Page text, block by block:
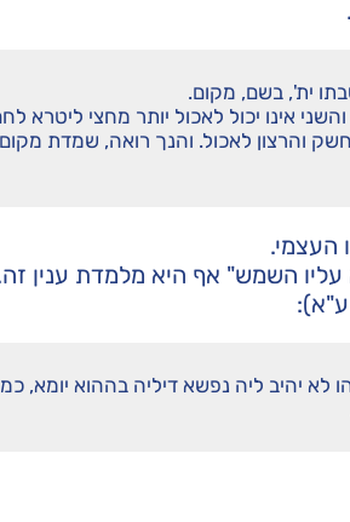
ית', בשם, מקום.
אינו יכול לאכול יותר מחצי ליטרא
והרצון לאכול. והנך רואה, שמדת מקום
העצמי.
עליו השמש" אף היא מלמדת ענין
ע"א):
לא יהיב ליה נפשא דיליה בההוא יומא,